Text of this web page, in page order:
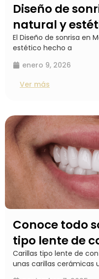
Diseño de
natural y
El Diseño de sonrisa en
estético hecho a
enero 9, 2026
Ver más
Conoce todo
tipo lente de
Carillas tipo lente de
unas carillas cerámicas